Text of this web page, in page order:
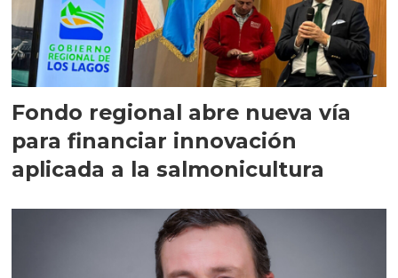
Fondo regional abre nueva vía
para financiar innovación
aplicada a la salmonicultura